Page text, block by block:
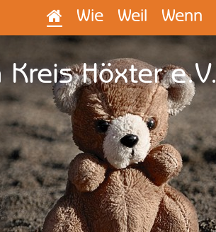
 Wie Weil Wenn
Höxter e.V.